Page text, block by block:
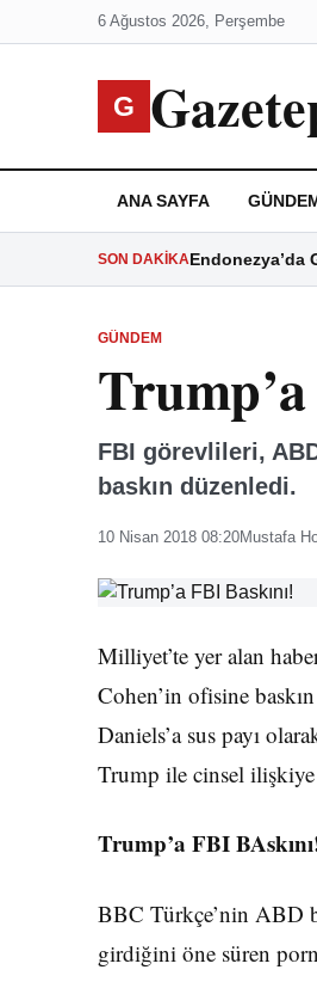
6 Ağustos 2026, Perşembe
G
ANA SAYFA
SON DAKIKAEndonezya’da
GÜNDEM
FBI görevlileri,
baskın düzenledi.
10 Nisan 2018 08:20Mustafa
Milliyet’te yer alan
Cohen’in ofisine
Daniels’a sus payı
Trump ile cinsel
Trump’a FBI
BBC Türkçe’nin ABD
girdiğini öne süren